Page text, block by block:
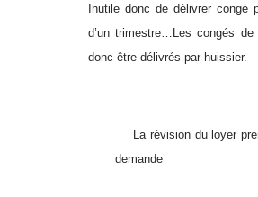
Inutile donc de délivrer congé
d’un trimestre…Les congés de
donc être délivrés par huissier.
La révision du loyer
demande